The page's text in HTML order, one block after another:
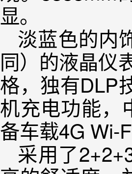
显。
淡蓝色的内
同）的液晶仪
格，独有DLP
机充电功能，
备车载4G Wi-
采用了